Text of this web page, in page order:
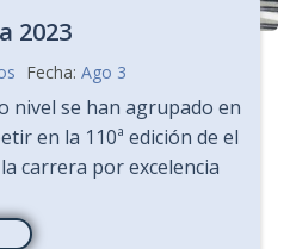
2023
Fecha: Ago 3
nivel se han agrupado en
en la 110ª edición de el
carrera por excelencia